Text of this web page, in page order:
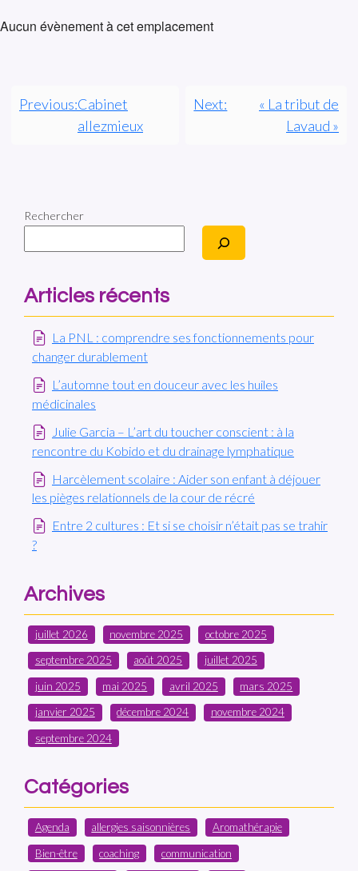
Aucun évènement à cet emplacement
Previous:Cabinet
allezmieux
Next:
« La tribut de
Lavaud »
Rechercher
Articles récents
La PNL : comprendre ses fonctionnements pour
changer durablement
L’automne tout en douceur avec les huiles
médicinales
Julie Garcia – L’art du toucher conscient : à la
rencontre du Kobido et du drainage lymphatique
Harcèlement scolaire : Aider son enfant à déjouer
les pièges relationnels de la cour de récré
Entre 2 cultures : Et si se choisir n’était pas se trahir
?
Archives
juillet 2026 novembre 2025 octobre 2025
septembre 2025 août 2025 juillet 2025
juin 2025 mai 2025 avril 2025 mars 2025
janvier 2025 décembre 2024 novembre 2024
septembre 2024
Catégories
Agenda allergies saisonnières Aromathérapie
Bien-être coaching communication